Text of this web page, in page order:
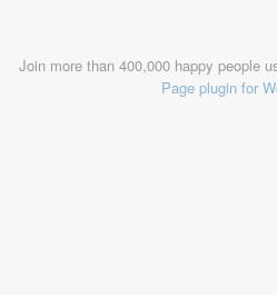
Join more than 400,000 happy people
Page plugin for